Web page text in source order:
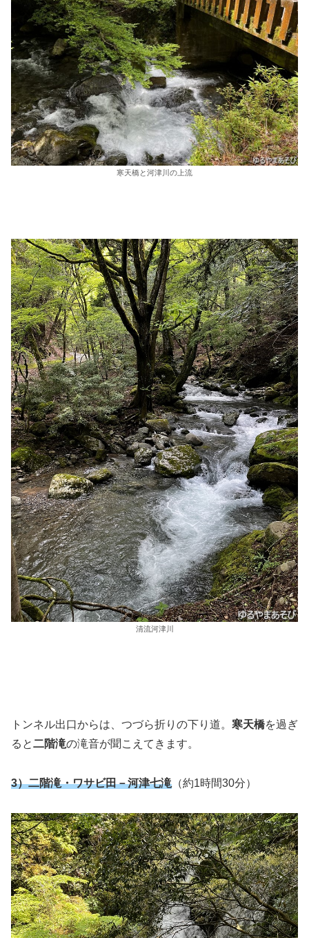
寒天橋と河津川の上流
清流河津川
トンネル出口からは、つづら折りの下り道。 寒天橋を過ぎ
ると二階滝の滝音が聞こえてきます。
3）二階滝・ワサビ田－河津七滝 （約1時間30分）